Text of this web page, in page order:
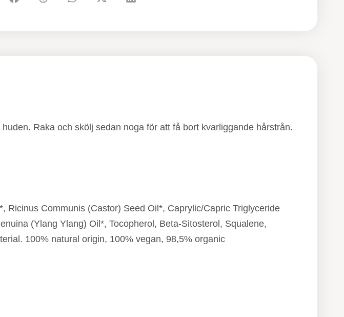
Raka och skölj sedan noga för att få bort kvarliggande hårstrån.
Ricinus Communis (Castor) Seed Oil*, Caprylic/Capric Triglyceride
(Ylang Ylang) Oil*, Tocopherol, Beta-Sitosterol, Squalene,
100% natural origin, 100% vegan, 98,5% organic